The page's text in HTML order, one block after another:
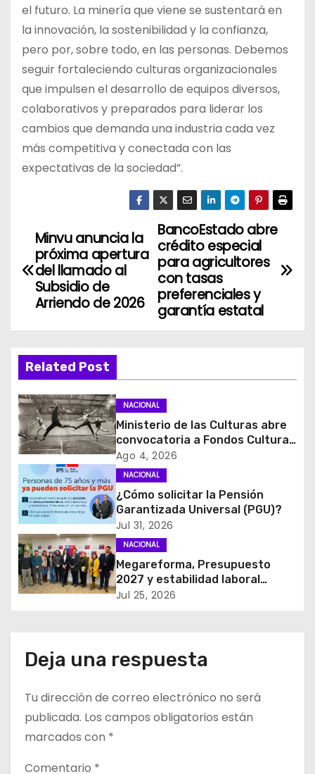
el futuro. La minería que viene se sustentará en
la innovación, la sostenibilidad y la confianza,
pero por, sobre todo, en las personas. Debemos
seguir fortaleciendo culturas organizacionales
que impulsen el desarrollo de equipos diversos,
colaborativos y preparados para liderar los
cambios que demanda una industria cada vez
más competitiva y conectada con las
expectativas de la sociedad”.
N
a
g
a
c
i
ó
n
d
e
e
t
a
d
a
BancoEstado abre
crédito especial
para agricultores
con tasas
preferenciales y
garantía estatal
Minvu anuncia la
próxima apertura
del llamado al
Subsidio de
Arriendo de 2026
Related Post
NACIONAL
Ministerio de las Culturas abre
convocatoria a Fondos Cultura
2027 con foco en
transparencia, innovación y
acceso ciudadano
Ago 4, 2026
NACIONAL
¿Cómo solicitar la Pensión
Garantizada Universal (PGU)?
Jul 31, 2026
NACIONAL
Megareforma, Presupuesto
2027 y estabilidad laboral
marcan reunión clave entre
Jul 25, 2026
Deja una respuesta
Tu dirección de correo electrónico no será
publicada. Los campos obligatorios están
marcados con *
Comentario *